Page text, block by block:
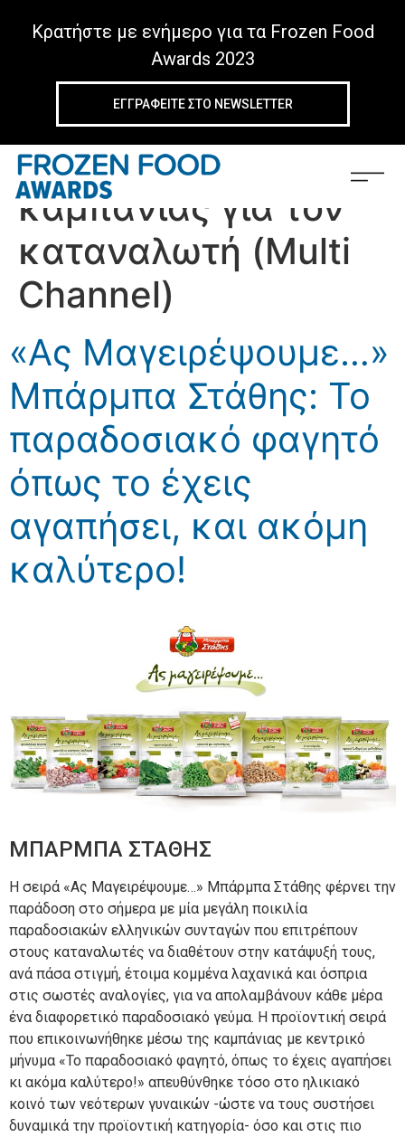
Κρατήστε με ενήμερο για τα Frozen Food
Awards 2023
ΕΓΓΡΑΦΕIΤΕ ΣΤΟ NEWSLETTER
Tag:Διαφημιστικής
καμπάνιας για τον
καταναλωτή (Multi
Channel)
«Ας Μαγειρέψουμε…»
Μπάρμπα Στάθης: Το
παραδοσιακό φαγητό
όπως το έχεις
αγαπήσει, και ακόμη
καλύτερο!
ΜΠΑΡΜΠΑ ΣΤΑΘΗΣ
Η σειρά «Ας Μαγειρέψουμε…» Mπάρμπα Στάθης φέρνει την
παράδοση στο σήμερα με μία μεγάλη ποικιλία
παραδοσιακών ελληνικών συνταγών που επιτρέπουν
στους καταναλωτές να διαθέτουν στην κατάψυξή τους,
ανά πάσα στιγμή, έτοιμα κομμένα λαχανικά και όσπρια
στις σωστές αναλογίες, για να απολαμβάνουν κάθε μέρα
ένα διαφορετικό παραδοσιακό γεύμα. Η προϊοντική σειρά
που επικοινωνήθηκε μέσω της καμπάνιας με κεντρικό
μήνυμα «Το παραδοσιακό φαγητό, όπως το έχεις αγαπήσει
κι ακόμα καλύτερο!» απευθύνθηκε τόσο στο ηλικιακό
κοινό των νεότερων γυναικών -ώστε να τους συστήσει
δυναμικά την προϊοντική κατηγορία- όσο και στις πιο